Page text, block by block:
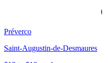
Préverco
Saint-Augustin-de-Desmaures